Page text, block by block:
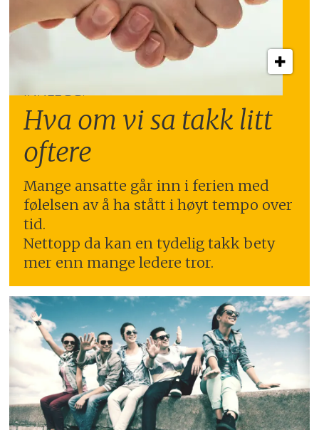
INNLEGG:
Hva om vi sa takk litt
oftere
Mange ansatte går inn i ferien med
følelsen av å ha stått i høyt tempo over
tid.
Nettopp da kan en tydelig takk bety
mer enn mange ledere tror.